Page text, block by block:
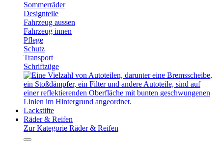
Sommerräder
Designteile
Fahrzeug aussen
Fahrzeug innen
Pflege
Schutz
Transport
Schriftzüge
Lackstifte
Räder & Reifen
Zur Kategorie Räder & Reifen